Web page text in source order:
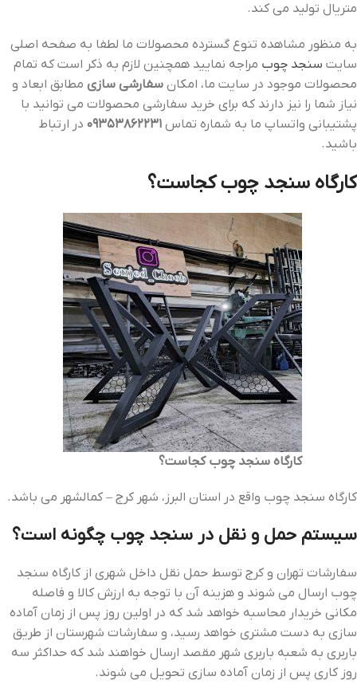
متریال تولید می کند.
به منظور مشاهده تنوع گسترده محصولات ما لطفا به صفحه اصلی
سایت سنجد چوب مراجه نمایید همچنین لازم به ذکر است که تمام
محصولات موجود در سایت ما، امکان سفارشی سازی مطابق ابعاد و
نیاز شما را نیز دارند که برای خرید سفارشی محصولات می توانید با
پشتیبانی واتساپ ما به شماره تماس 09353862231 در ارتباط
باشید.
کارگاه سنجد چوب کجاست؟
کارگاه سنجد چوب کجاست؟
کارگاه سنجد چوب واقع در استان البرز، شهر کرج – کمالشهر می باشد.
سیستم حمل و نقل در سنجد چوب چگونه است؟
سفارشات تهران و کرج توسط حمل نقل داخل شهری از کارگاه سنجد
چوب ارسال می شوند و هزینه آن با توجه به ارزش کالا و فاصله
مکانی خریدار محاسبه خواهد شد که در اولین روز پس از زمان آماده
سازی به دست مشتری خواهد رسید، و سفارشات شهرستان از طریق
باربری به شعبه باربری شهر مقصد ارسال خواهند شد که حداکثر سه
روز کاری پس از زمان آماده سازی تحویل می شوند.